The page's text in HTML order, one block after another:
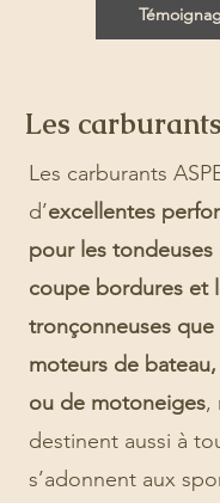
Les
Les carburants
d’excellentes
pour les tondeuses
coupe bordures et
tronçonneuses
moteurs de
ou de motoneiges,
destinent aussi à
s’adonnent aux